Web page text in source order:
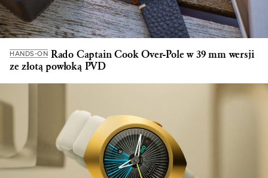
HANDS-ON Rado Captain Cook Over-Pole w 39 mm wersji
ze złotą powłoką PVD